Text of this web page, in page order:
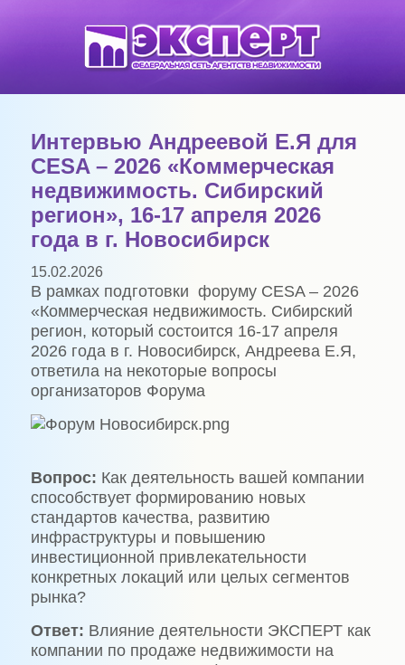
Интервью Андреевой Е.Я для
CESA – 2026 «Коммерческая
недвижимость. Сибирский
регион», 16-17 апреля 2026
года в г. Новосибирск
15.02.2026
В рамках подготовки форуму CESA – 2026
«Коммерческая недвижимость. Сибирский
регион, который состоится 16-17 апреля
2026 года в г. Новосибирск, Андреева Е.Я,
ответила на некоторые вопросы
организаторов Форума
Вопрос: Как деятельность вашей компании
способствует формированию новых
стандартов качества, развитию
инфраструктуры и повышению
инвестиционной привлекательности
конкретных локаций или целых сегментов
рынка?
Ответ: Влияние деятельности ЭКСПЕРТ как
компании по продаже недвижимости на